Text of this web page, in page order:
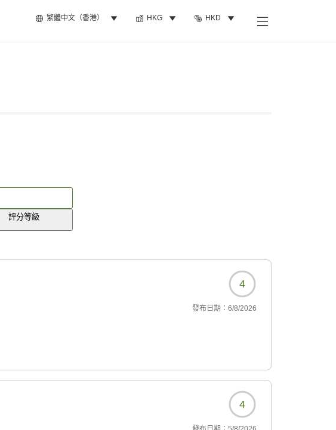
繁體中文（香港） HKG HKD
評分等級
4
發布日期： 6/8/2026
4